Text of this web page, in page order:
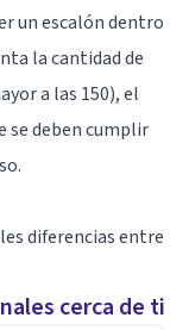
un escalón dentro
la cantidad de
a las 150), el
se deben cumplir
diferencias entre
cerca de ti